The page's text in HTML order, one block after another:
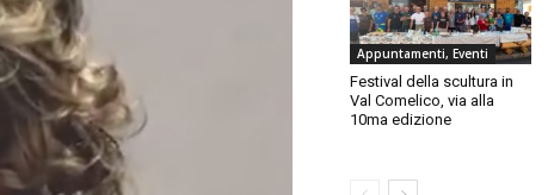
Appuntamenti, Eventi
Festival della scultura in
Val Comelico, via alla
10ma edizione